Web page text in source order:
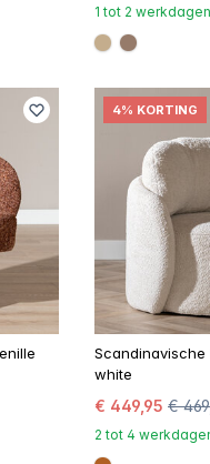
1 tot 2 werkdagen
#c4ad8d
#967b6a
4% KORTING
Scandinavische
white
€ 449,95 €
2 tot 4